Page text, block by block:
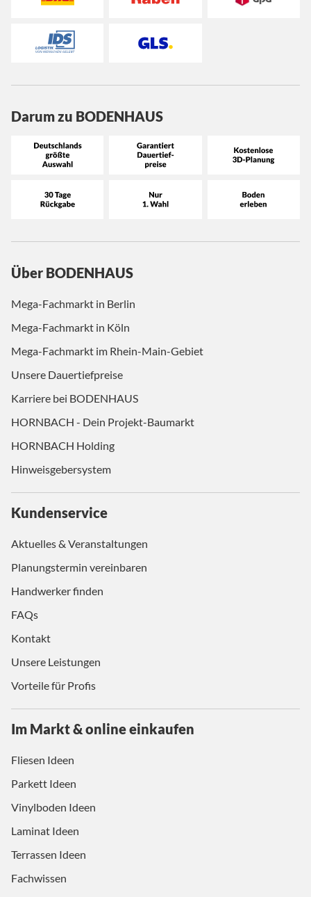
Darum zu BODENHAUS
Über BODENHAUS
Mega-Fachmarkt in Berlin
Mega-Fachmarkt in Köln
Mega-Fachmarkt im Rhein-Main-Gebiet
Unsere Dauertiefpreise
Karriere bei BODENHAUS
HORNBACH - Dein Projekt-Baumarkt
HORNBACH Holding
Hinweisgebersystem
Kundenservice
Aktuelles & Veranstaltungen
Planungstermin vereinbaren
Handwerker finden
FAQs
Kontakt
Unsere Leistungen
Vorteile für Profis
Im Markt & online einkaufen
Fliesen Ideen
Parkett Ideen
Vinylboden Ideen
Laminat Ideen
Terrassen Ideen
Fachwissen